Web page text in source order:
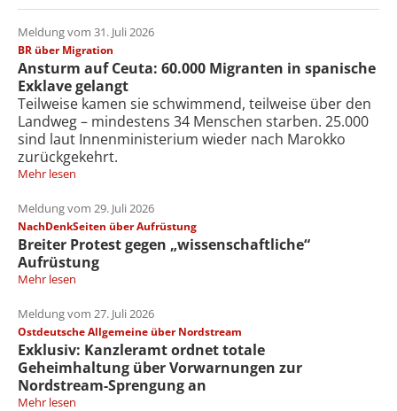
Meldung vom 31. Juli 2026
BR über Migration
Ansturm auf Ceuta: 60.000 Migranten in spanische
Exklave gelangt
Teilweise kamen sie schwimmend, teilweise über den
Landweg – mindestens 34 Menschen starben. 25.000
sind laut Innenministerium wieder nach Marokko
zurückgekehrt.
Mehr lesen
Meldung vom 29. Juli 2026
NachDenkSeiten über Aufrüstung
Breiter Protest gegen „wissenschaftliche“
Aufrüstung
Mehr lesen
Meldung vom 27. Juli 2026
Ostdeutsche Allgemeine über Nordstream
Exklusiv: Kanzleramt ordnet totale
Geheimhaltung über Vorwarnungen zur
Nordstream-Sprengung an
Mehr lesen